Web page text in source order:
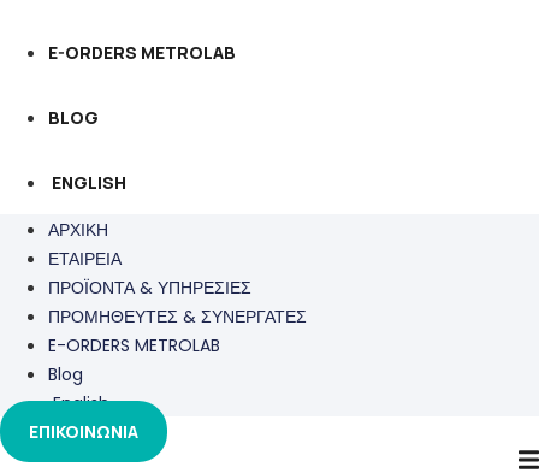
E-ORDERS METROLAB
BLOG
ENGLISH
ΑΡΧΙΚΗ
ΕΤΑΙΡΕΙΑ
ΠΡΟΪΟΝΤΑ & ΥΠΗΡΕΣΙΕΣ
ΠΡΟΜΗΘΕΥΤΕΣ & ΣΥΝΕΡΓΑΤΕΣ
E-ORDERS METROLAB
Blog
English
ΕΠΙΚΟΙΝΩΝΙΑ